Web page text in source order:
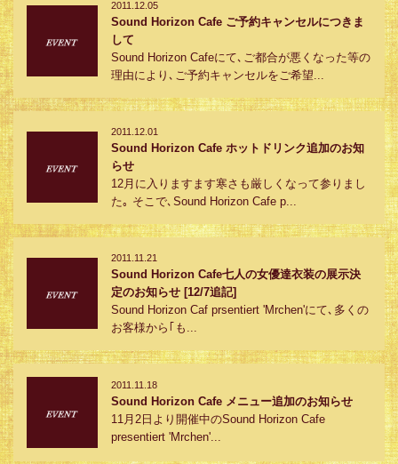
2011.12.05
Sound Horizon Cafe ご予約キャンセルにつきま
して
Sound Horizon Cafeにて､ご都合が悪くなった等の
理由により､ご予約キャンセルをご希望...
2011.12.01
Sound Horizon Cafe ホットドリンク追加のお知
らせ
12月に入りますます寒さも厳しくなって参りまし
た｡ そこで､Sound Horizon Cafe p...
2011.11.21
Sound Horizon Cafe七人の女優達衣装の展示決
定のお知らせ [12/7追記]
Sound Horizon Caf prsentiert 'Mrchen'にて､多くの
お客様から｢も...
2011.11.18
Sound Horizon Cafe メニュー追加のお知らせ
11月2日より開催中のSound Horizon Cafe
presentiert 'Mrchen'...